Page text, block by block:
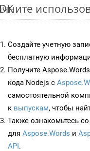
Создайте учетную
бесплатную
Получите
кода Nodejs с
самостоятельной
к выпускам, чтобы
Также ознакомьтесь
для Aspose.Words и
API.